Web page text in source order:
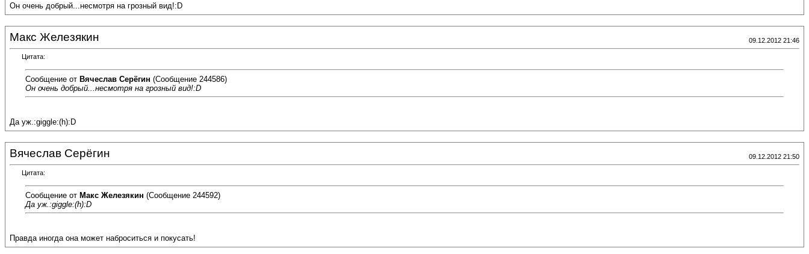
Он очень добрый...несмотря на грозный вид!:D
Макс Железякин 09.12.2012 21:46
Цитата:
Сообщение от Вячеслав Серёгин (Сообщение 244586)
Он очень добрый...несмотря на грозный вид!:D
Да уж.:giggle:(h):D
Вячеслав Серёгин 09.12.2012 21:50
Цитата:
Сообщение от Макс Железякин (Сообщение 244592)
Да уж.:giggle:(h):D
Правда иногда она может наброситься и покусать!